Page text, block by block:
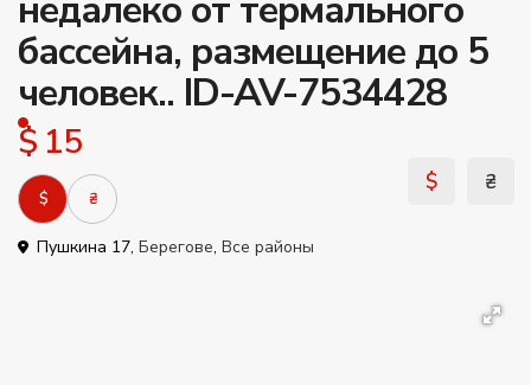
бассейна, размещение до 5
человек.. ID-AV-7534428
$ 15
$ ₴
Пушкина 17, Берегове, Все районы
$ ₴